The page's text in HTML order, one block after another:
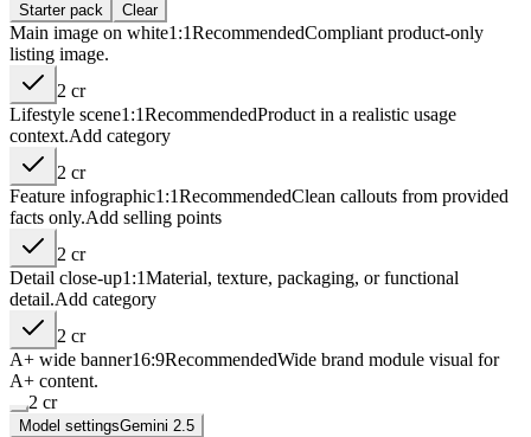
Starter pack
Clear
Main image on white1:1RecommendedCompliant product-only
listing image.
2 cr
Lifestyle scene1:1RecommendedProduct in a realistic usage
context.Add category
2 cr
Feature infographic1:1RecommendedClean callouts from provided
facts only.Add selling points
2 cr
Detail close-up1:1Material, texture, packaging, or functional
detail.Add category
2 cr
A+ wide banner16:9RecommendedWide brand module visual for
A+ content.
2 cr
Model settingsGemini 2.5